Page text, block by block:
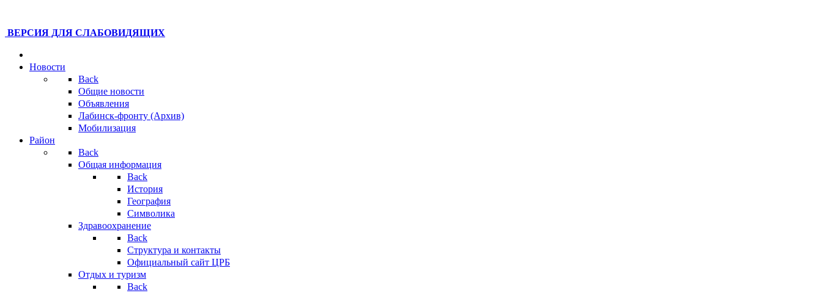
ВЕРСИЯ ДЛЯ СЛАБОВИДЯЩИХ
Новости
Back
Общие новости
Объявления
Лабинск-фронту (Архив)
Мобилизация
Район
Back
Общая информация
Back
История
География
Символика
Здравоохранение
Back
Структура и контакты
Официальный сайт ЦРБ
Отдых и туризм
Back